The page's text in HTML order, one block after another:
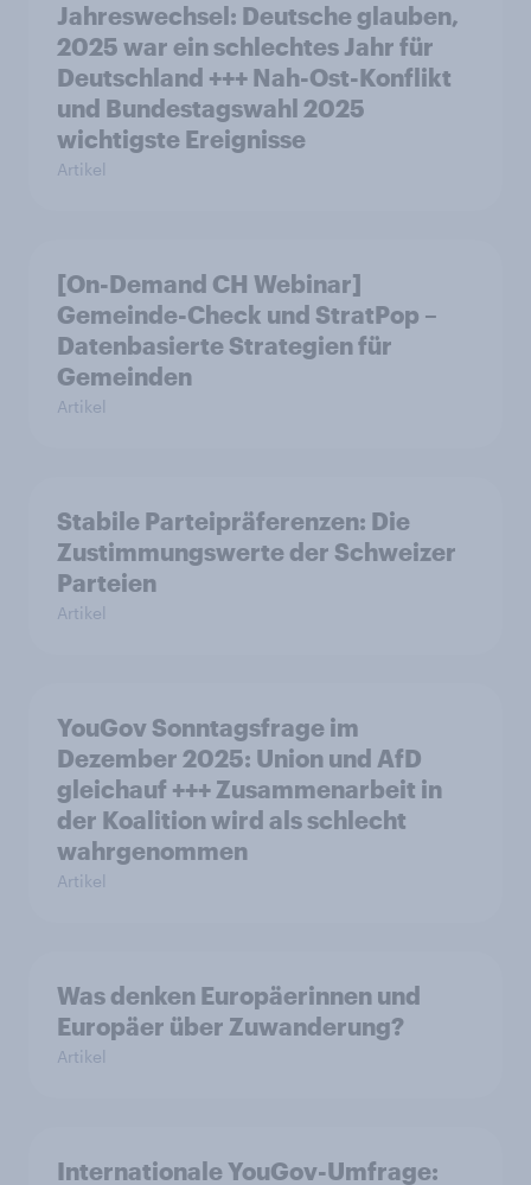
Jahreswechsel: Deutsche glauben,
2025 war ein schlechtes Jahr für
Deutschland +++ Nah-Ost-Konflikt
und Bundestagswahl 2025
wichtigste Ereignisse
Artikel
[On-Demand CH Webinar]
Gemeinde-Check und StratPop –
Datenbasierte Strategien für
Gemeinden
Artikel
Stabile Parteipräferenzen: Die
Zustimmungswerte der Schweizer
Parteien
Artikel
YouGov Sonntagsfrage im
Dezember 2025: Union und AfD
gleichauf +++ Zusammenarbeit in
der Koalition wird als schlecht
wahrgenommen
Artikel
Was denken Europäerinnen und
Europäer über Zuwanderung?
Artikel
Internationale YouGov-Umfrage: